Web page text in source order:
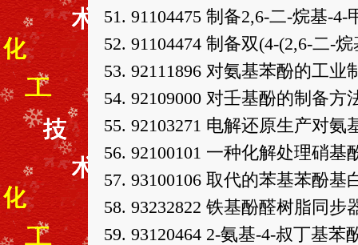
51. 91104475 制备2,6-二-烷基-
52. 91104474 制备双(4-(2,6-二-
53. 92111896 对氨基苯酚的工业
54. 92109000 对壬基酚的制备方
55. 92103271 电解还原生产对
56. 92100101 一种化解处理硝基
57. 93100106 取代的苯基苯酚基
58. 93232822 铁基酚醛树脂同步
59. 93120464 2-氨基-4-叔丁基苯